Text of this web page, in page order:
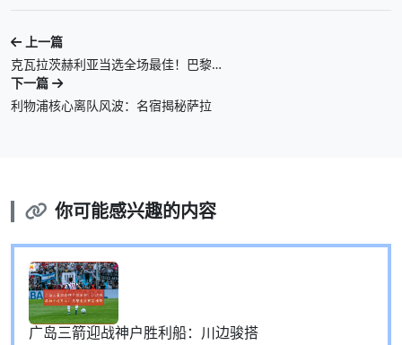
上一篇
克瓦拉茨赫利亚当选全场最佳！巴黎…
下一篇
利物浦核心离队风波：名宿揭秘萨拉
你可能感兴趣的内容
广岛三箭迎战神户胜利船：川边骏搭